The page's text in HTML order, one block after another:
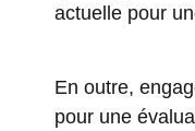
actuelle pour
En outre,
pour une